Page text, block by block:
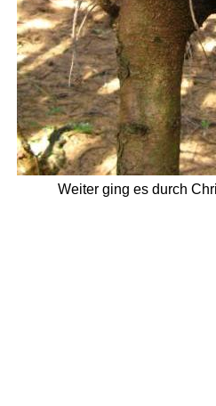
Weiter ging es durch